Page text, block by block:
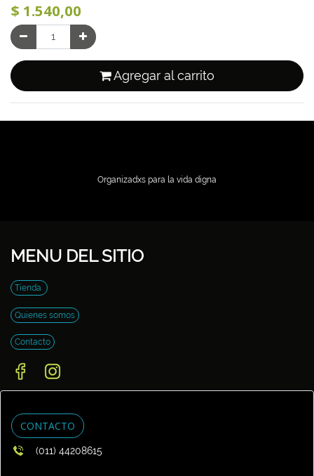
$ 1.540,00
Agregar al carrito
Organizadxs para la vida digna
MENU DEL SITIO
Tienda
Quienes somos
Contacto
CONTACTO
(011) 44208615